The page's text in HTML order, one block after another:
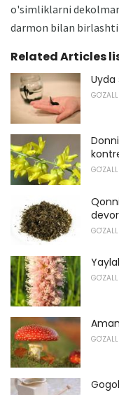
o'simliklarni
darmon bilan
Related Articles
Uyda